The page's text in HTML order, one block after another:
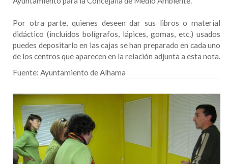
Por otra parte, quienes deseen dar sus libros o material
didáctico (incluidos bolígrafos, lápices, gomas, etc.) usados
puedes depositarlo en las cajas se han preparado en cada uno
de los centros que aparecen en la relación adjunta a esta nota.
Fuente: Ayuntamiento de Alhama